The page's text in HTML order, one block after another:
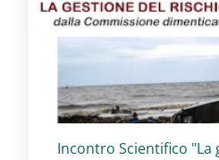
Titolo card:
Incontro Scientifico "La